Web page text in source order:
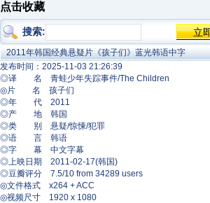
点击收藏
搜索:
2011年韩国经典悬疑片《孩子们》蓝光韩语中字
发布时间：2025-11-03 21:26:39
◎译 名 青蛙少年失踪事件/The Children
◎片 名 孩子们
◎年 代 2011
◎产 地 韩国
◎类 别 悬疑/惊悚/犯罪
◎语 言 韩语
◎字 幕 中文字幕
◎上映日期 2011-02-17(韩国)
◎豆瓣评分 7.5/10 from 34289 users
◎文件格式 x264 + ACC
◎视频尺寸 1920 x 1080